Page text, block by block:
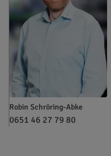
Robin Schröring-Abke
0651 46 27 79 80